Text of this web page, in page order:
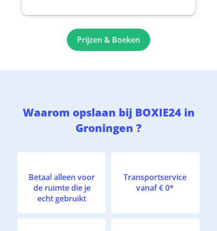
opslagbedrijf.
Prijzen & Boeken
Waarom opslaan bij BOXIE24 in
Groningen ?
Betaal alleen voor
de ruimte die je
echt gebruikt
Transportservice
vanaf € 0*